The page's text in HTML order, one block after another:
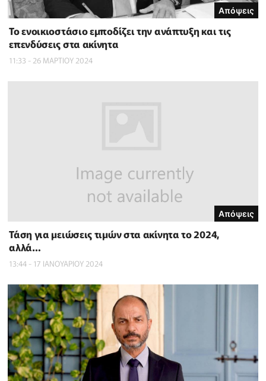
Απόψεις
Το ενοικιοστάσιο εμποδίζει την ανάπτυξη και τις
επενδύσεις στα ακίνητα
11:33 - 26 ΜΑΡΤΙΟΥ 2024
Απόψεις
Τάση για μειώσεις τιμών στα ακίνητα το 2024,
αλλά…
13:44 - 17 ΙΑΝΟΥΑΡΙΟΥ 2024